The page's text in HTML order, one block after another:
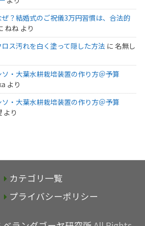
ぜ？結婚式のご祝儀3万円習慣は、合法的
ねねより
ロス汚れを白く塗って隠した方法 に 名無し
ソ・大葉水耕栽培装置の作り方＠予算
より
ソ・大葉水耕栽培装置の作り方＠予算
より
カテゴリ一覧
プライバシーポリシー